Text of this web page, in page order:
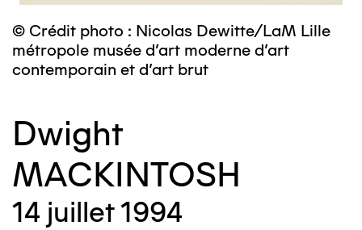
© Crédit photo : Nicolas Dewitte/LaM Lille
métropole musée d’art moderne d’art
contemporain et d’art brut
Dwight
MACKINTOSH
14 juillet 1994